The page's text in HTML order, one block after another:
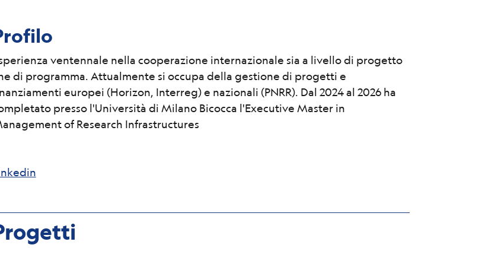
ventennale nella cooperazione internazionale sia a livello di progetto
di programma. Attualmente si occupa della gestione di progetti e
europei (Horizon, Interreg) e nazionali (PNRR). Dal 2024 al 2026 ha
presso l'Università di Milano Bicocca l'Executive Master in
of Research Infrastructures